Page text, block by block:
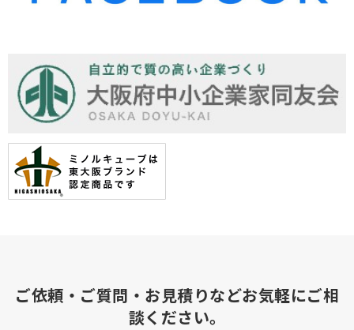
ご依頼・ご質問・お見積りなどお気軽にご相
談ください。